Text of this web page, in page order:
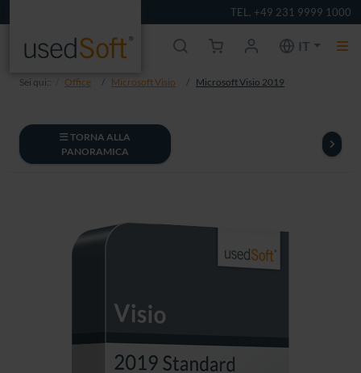
TEL. +49 231 9999 1000
IT
Sei qui:: Office Microsoft Visio Microsoft Visio 2019
TORNA ALLA
PANORAMICA